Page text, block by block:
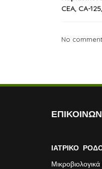
CEA, CA-
No
ΙΑΤΡΙΚΟ